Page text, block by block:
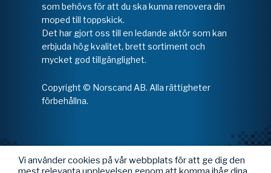
som behövs för att du ska kunna renovera din
moped till toppskick.
Det har gjort oss till en ledande aktör som kan
erbjuda hög kvalitet, brett sortiment och
mycket god tillgänglighet.
Copyright © Norscand AB. Alla rättigheter
förbehållna.
Vi använder cookies på vår webbplats för att ge dig den